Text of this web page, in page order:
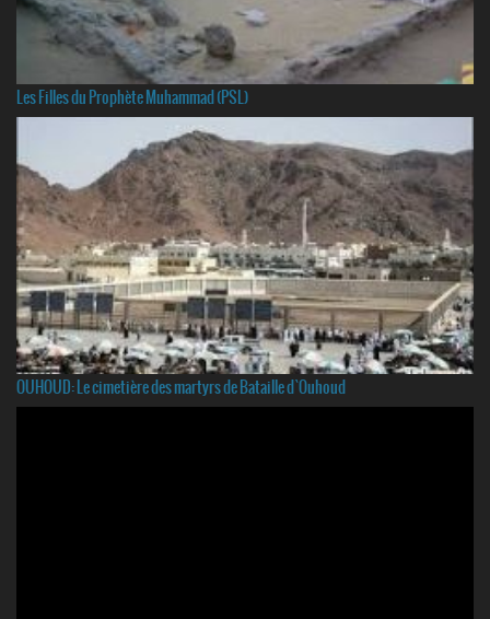
Les Filles du Prophète Muhammad (PSL)
OUHOUD: Le cimetière des martyrs de Bataille d`Ouhoud